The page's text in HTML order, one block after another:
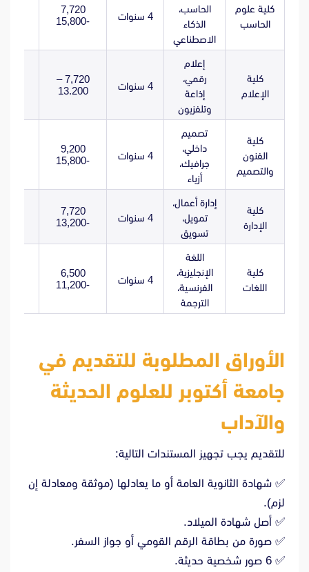
كلية علوم
الحاسب
الحاسب،
الذكاء
الاصطناعي
4 سنوات
7,720
-15,800
كلية
الإعلام
إعلام
رقمي،
إذاعة
وتلفزيون
4 سنوات
7,720 –
13.200
كلية
الفنون
والتصميم
تصميم
داخلي،
جرافيك،
أزياء
4 سنوات
9,200
-15,800
كلية
الإدارة
إدارة أعمال،
تمويل،
تسويق
4 سنوات
7,720
-13,200
كلية
اللغات
اللغة
الإنجليزية،
الفرنسية،
الترجمة
4 سنوات
6,500
-11,200
الأوراق المطلوبة للتقديم في
جامعة أكتوبر للعلوم الحديثة
والآداب
للتقديم يجب تجهيز المستندات التالية:
✅ شهادة الثانوية العامة أو ما يعادلها (موثقة ومعادلة إن
لزم).
✅ أصل شهادة الميلاد.
✅ صورة من بطاقة الرقم القومي أو جواز السفر.
✅ 6 صور شخصية حديثة.